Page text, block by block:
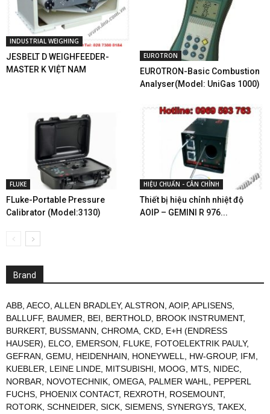
INDUSTRIAL WEIGHING
JESBELT D WEIGHFEEDER-
MASTER K VIỆT NAM
EUROTRON
EUROTRON-Basic Combustion
Analyser(Model: UniGas 1000)
FLUKE
FLuke-Portable Pressure
Calibrator (Model:3130)
HIỆU CHUẨN - CÂN CHỈNH
Thiết bị hiệu chỉnh nhiệt độ
AOIP – GEMINI R 976...
Brand
ABB AECO ALLEN BRADLEY, ALSTRON AOIP, APLISENS
BALLUFF, BAUMER BEI BERTHOLD BROOK INSTRUMENT,
BURKERT, BUSSMANN CHROMA CKD E+H (ENDRESS
HAUSER)
ELCO EMERSON FLUKE FOTOELEKTRIK PAULY,
GEFRAN GEMU HEIDENHAIN HONEYWELL HW-GROUP, IFM
KUEBLER
LEINE LINDE MITSUBISHI MOOG MTS NIDEC
NORBAR
NOVOTECHNIK OMEGA PALMER WAHL
PEPPERL
FUCHS PHOENIX CONTACT, REXROTH ROSEMOUNT,
ROTORK SCHNEIDER SICK SIEMENS SYNERGYS TAKEX